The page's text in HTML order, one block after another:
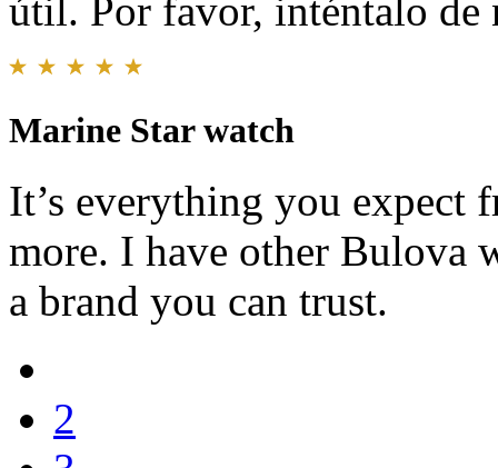
útil. Por favor, inténtalo de
Marine Star watch
It’s everything you expect
more. I have other Bulova
a brand you can trust.
2